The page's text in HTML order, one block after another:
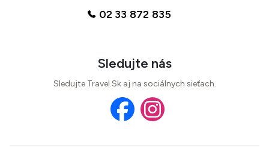
02 33 872 835
Sledujte nás
Sledujte Travel.Sk aj na sociálnych sieťach.